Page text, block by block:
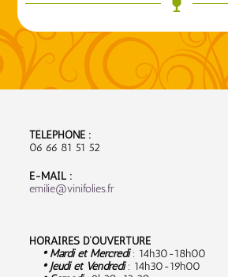
TÉLÉPHONE :
06 66 81 51 52
E-MAIL :
emilie@vinifolies.fr
HORAIRES D’OUVERTURE
• Mardi et Mercredi: 14h30-18h00
• Jeudi et Vendredi: 14h30-19h00